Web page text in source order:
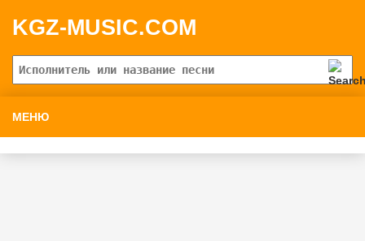
KGZ-MUSIC.COM
МЕНЮ